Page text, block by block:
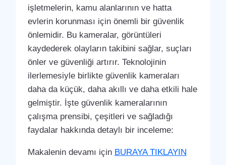
işletmelerin, kamu alanlarının ve hatta
evlerin korunması için önemli bir güvenlik
önlemidir. Bu kameralar, görüntüleri
kaydederek olayların takibini sağlar, suçları
önler ve güvenliği artırır. Teknolojinin
ilerlemesiyle birlikte güvenlik kameraları
daha da küçük, daha akıllı ve daha etkili hale
gelmiştir. İşte güvenlik kameralarının
çalışma prensibi, çeşitleri ve sağladığı
faydalar hakkında detaylı bir inceleme:
Makalenin devamı için BURAYA TIKLAYIN